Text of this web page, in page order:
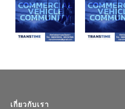
เกี่ยวกับเรา